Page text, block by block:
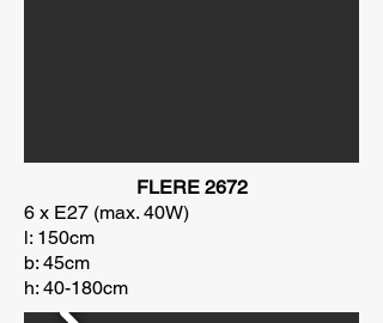
FLERE 2672
6 x E27 (max. 40W)
l: 150cm
b: 45cm
h: 40-180cm